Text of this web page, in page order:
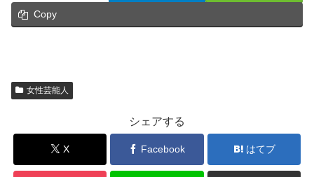
Copy
女性芸能人
シェアする
X Facebook はてブ